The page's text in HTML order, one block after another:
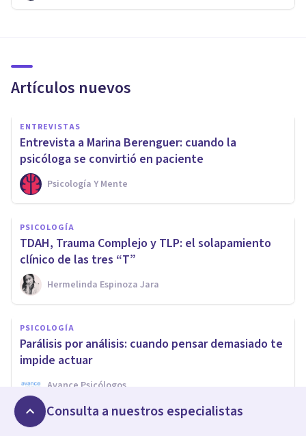
Artículos nuevos
ENTREVISTAS
Entrevista a Marina Berenguer: cuando la
psicóloga se convirtió en paciente
Psicología Y Mente
PSICOLOGÍA
TDAH, Trauma Complejo y TLP: el solapamiento
clínico de las tres “T”
Hermelinda Espinoza Jara
PSICOLOGÍA
Parálisis por análisis: cuando pensar demasiado te
impide actuar
Avance Psicólogos
PSICOLOGÍA
Consulta a nuestros especialistas